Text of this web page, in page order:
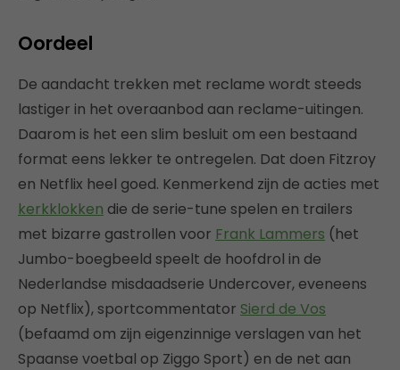
Oordeel
De aandacht trekken met reclame wordt steeds
lastiger in het overaanbod aan reclame-uitingen.
Daarom is het een slim besluit om een bestaand
format eens lekker te ontregelen. Dat doen Fitzroy
en Netflix heel goed. Kenmerkend zijn de acties met
kerkklokken die de serie-tune spelen en trailers
met bizarre gastrollen voor Frank Lammers (het
Jumbo-boegbeeld speelt de hoofdrol in de
Nederlandse misdaadserie Undercover, eveneens
op Netflix), sportcommentator Sierd de Vos
(befaamd om zijn eigenzinnige verslagen van het
Spaanse voetbal op Ziggo Sport) en de net aan